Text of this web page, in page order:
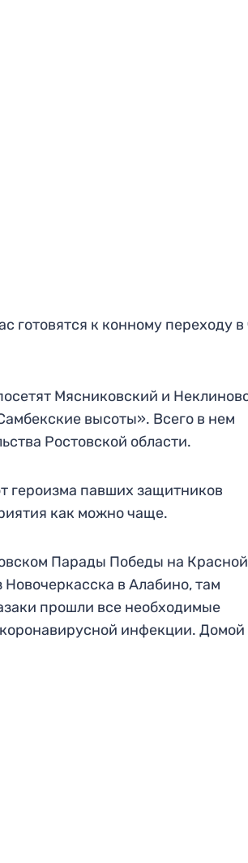
готовятся к конному переходу в
Мясниковский и
высоты». Всего в нем
Ростовской области.
героизма павших защитников
как можно чаще.
Парады Победы на Красной
в Алабино, там
прошли все необходимые
инфекции. Домой